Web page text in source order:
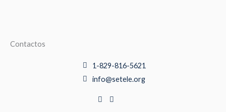
Contactos
1-829-816-5621
info@setele.org